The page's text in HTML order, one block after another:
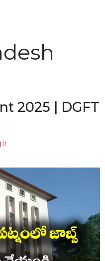
2025 | DGFT